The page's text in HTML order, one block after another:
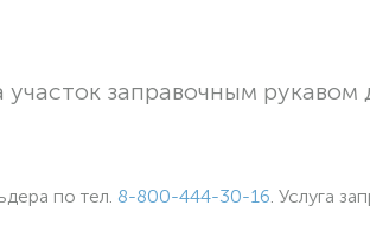
участок заправочным рукавом
по тел. 8-800-444-30-16 . Услуга